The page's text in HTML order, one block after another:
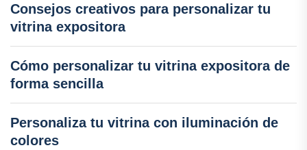
Consejos creativos para personalizar tu
vitrina expositora
Cómo personalizar tu vitrina expositora de
forma sencilla
Personaliza tu vitrina con iluminación de
colores